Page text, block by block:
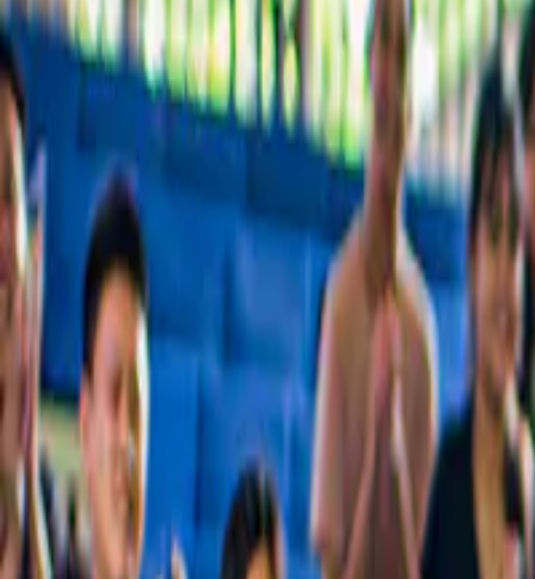
Ervaar het beste van Phú Quốc
De beste rondleidingen, bekende bezienswaardigheden en dingen
Geliefd bij ruim 54 miljoen gasten over de hele wereld
Waarom miljoenen gasten ons vertrouwen
De beste ervaringen in Phú Quốc